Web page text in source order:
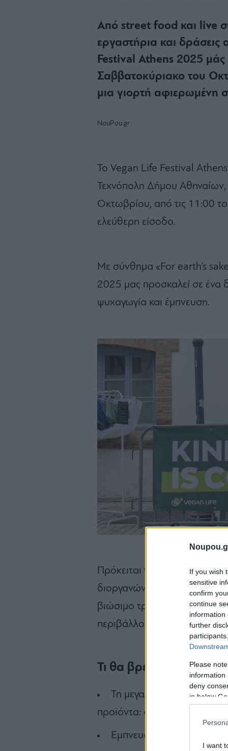
If you wish
sensitive
confirm
continue
information
further
Please
information
deny
in below
I want
Από street food και live
εργαστήρια και
Festival Athens 2025 μάς
Σαββατοκύριακο του
μια γιορτή αφιερωμένη
NouPou.gr
Το Vegan Life Festival Athens
Τεχνόπολη Δήμου
Οκτωβρίου, από τις 11:00
ελεύθερη είσοδο.
Με σύνθημα «For earth’s
2025 μας προσκαλεί σε ένα
ψυχαγωγία και έμπνευση.
Πρόκειται για το
διοργανώνεται για ένατη
βιώσιμο τρόπο ζωής, την
περιβάλλοντος και,
Τι θα βρεις στο
Τη μεγαλύτερη vegan
προϊόντα: φαγητό,
Εμπνευσμένες ομιλίες